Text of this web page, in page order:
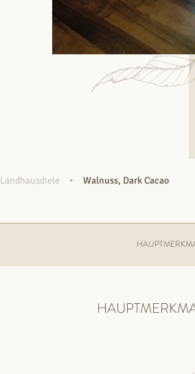
Landhausdiele • Walnuss, Dark Cacao